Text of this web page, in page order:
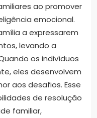
ao promover
emocional.
a expressarem
levando a
os indivíduos
eles desenvolvem
aos desafios. Esse
de resolução
familiar,